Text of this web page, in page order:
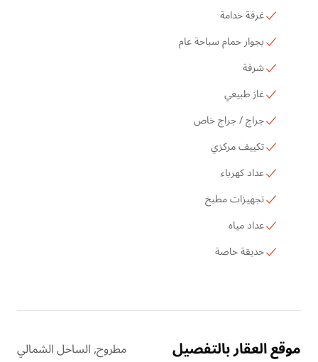
غرفة خدامة
بجوار حمام سباحة عام
شرفة
غاز طبيعي
جراج / جراج خاص
تكييف مركزي
عداد كهرباء
تجهيزات مطبخ
عداد مياه
حديقة خاصة
موقع العقار بالتفصيل مطروح, الساحل الشمالي